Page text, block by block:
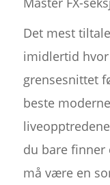
Det mest
imidlertid
grensesnittet
beste
du bare finner
må være en